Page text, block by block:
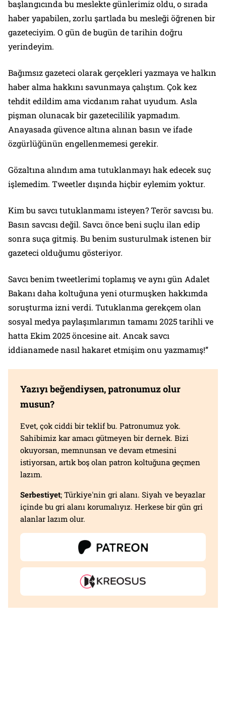
başlangıcında bu meslekte günlerimiz oldu, o sırada
haber yapabilen, zorlu şartlada bu mesleği öğrenen bir
gazeteciyim. O gün de bugün de tarihin doğru
yerindeyim.
Bağımsız gazeteci olarak gerçekleri yazmaya ve halkın
haber alma hakkını savunmaya çalıştım. Çok kez
tehdit edildim ama vicdanım rahat uyudum. Asla
pişman olunacak bir gazetecililik yapmadım.
Anayasada güvence altına alınan basın ve ifade
özgürlüğünün engellenmemesi gerekir.
Gözaltına alındım ama tutuklanmayı hak edecek suç
işlemedim. Tweetler dışında hiçbir eylemim yoktur.
Kim bu savcı tutuklanmamı isteyen? Terör savcısı bu.
Basın savcısı değil. Savcı önce beni suçlu ilan edip
sonra suça gitmiş. Bu benim susturulmak istenen bir
gazeteci olduğumu gösteriyor.
Savcı benim tweetlerimi toplamış ve aynı gün Adalet
Bakanı daha koltuğuna yeni oturmuşken hakkımda
soruşturma izni verdi. Tutuklanma gerekçem olan
sosyal medya paylaşımlarımın tamamı 2025 tarihli ve
hatta Ekim 2025 öncesine ait. Ancak savcı
iddianamede nasıl hakaret etmişim onu yazmamış!”
Yazıyı beğendiysen, patronumuz olur
musun?
Evet, çok ciddi bir teklif bu. Patronumuz yok.
Sahibimiz kar amacı gütmeyen bir dernek. Bizi
okuyorsan, memnunsan ve devam etmesini
istiyorsan, artık boş olan patron koltuğuna geçmen
lazım.
Serbestiyet; Türkiye'nin gri alanı. Siyah ve beyazlar
içinde bu gri alanı korumalıyız. Herkese bir gün gri
alanlar lazım olur.